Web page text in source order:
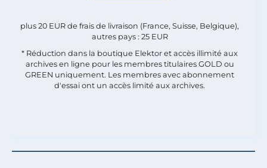
plus 20 EUR de frais de livraison (France, Suisse, Belgique),
autres pays : 25 EUR
* Réduction dans la boutique Elektor et accès illimité aux
archives en ligne pour les membres titulaires GOLD ou
GREEN uniquement. Les membres avec abonnement
d'essai ont un accès limité aux archives.